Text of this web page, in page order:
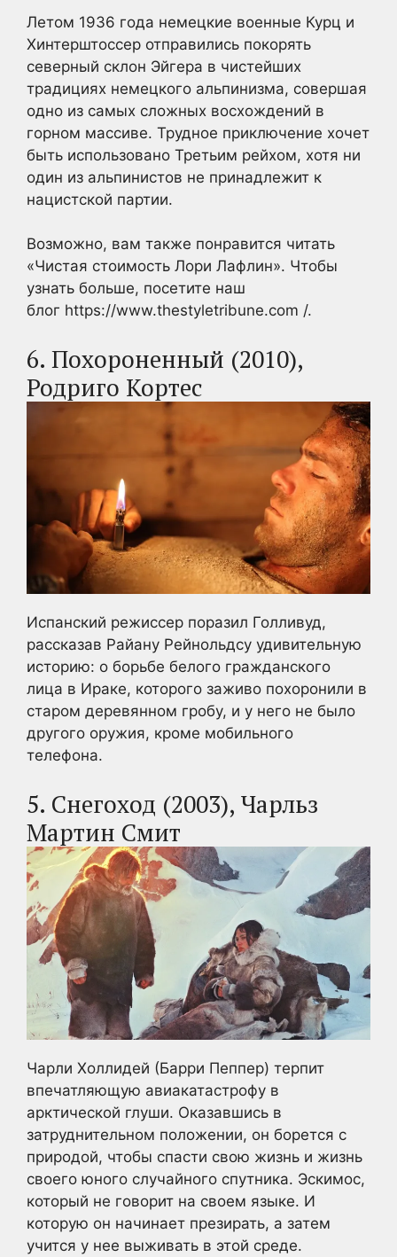
Летом 1936 года немецкие военные Курц и
Хинтерштоссер отправились покорять
северный склон Эйгера в чистейших
традициях немецкого альпинизма, совершая
одно из самых сложных восхождений в
горном массиве. Трудное приключение хочет
быть использовано Третьим рейхом, хотя ни
один из альпинистов не принадлежит к
нацистской партии.
Возможно, вам также понравится читать
«Чистая стоимость Лори Лафлин». Чтобы
узнать больше, посетите наш
блог https://www.thestyletribune.com /.
6. Похороненный (2010),
Родриго Кортес
Испанский режиссер поразил Голливуд,
рассказав Райану Рейнольдсу удивительную
историю: о борьбе белого гражданского
лица в Ираке, которого заживо похоронили в
старом деревянном гробу, и у него не было
другого оружия, кроме мобильного
телефона.
5. Снегоход (2003), Чарльз
Мартин Смит
Чарли Холлидей (Барри Пеппер) терпит
впечатляющую авиакатастрофу в
арктической глуши. Оказавшись в
затруднительном положении, он борется с
природой, чтобы спасти свою жизнь и жизнь
своего юного случайного спутника. Эскимос,
который не говорит на своем языке. И
которую он начинает презирать, а затем
учится у нее выживать в этой среде.